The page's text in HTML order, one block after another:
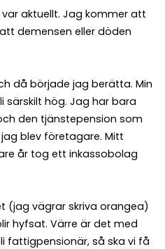
aktuellt. Jag kommer att
demensen eller döden
då började jag berätta. Min
särskilt hög. Jag har bara
den tjänstepension som
blev företagare. Mitt
år tog ett inkassobolag
(jag vägrar skriva orangea)
hyfsat. Värre är det med
fattigpensionär, så ska vi få